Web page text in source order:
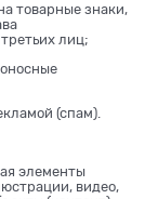
товарные знаки,
лиц;
(спам).
элементы
видео,